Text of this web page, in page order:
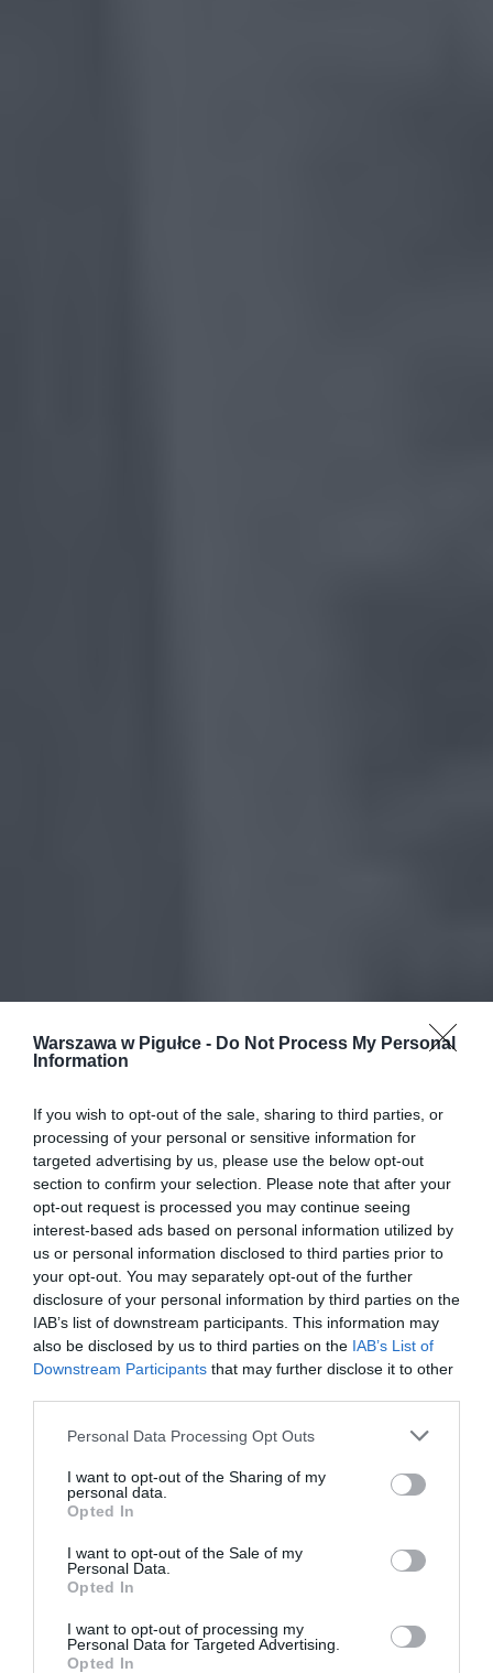
Warszawa w Pigułce - Do Not Process My Personal
Information
If you wish to opt-out of the sale, sharing to third parties, or
processing of your personal or sensitive information for
targeted advertising by us, please use the below opt-out
section to confirm your selection. Please note that after your
opt-out request is processed you may continue seeing
interest-based ads based on personal information utilized by
us or personal information disclosed to third parties prior to
your opt-out. You may separately opt-out of the further
disclosure of your personal information by third parties on the
IAB’s list of downstream participants. This information may
also be disclosed by us to third parties on the IAB’s List of
Downstream Participants that may further disclose it to other
Personal Data Processing Opt Outs
I want to opt-out of the Sharing of my
personal data.
Opted In
I want to opt-out of the Sale of my
Personal Data.
Opted In
I want to opt-out of processing my
Personal Data for Targeted Advertising.
Opted In